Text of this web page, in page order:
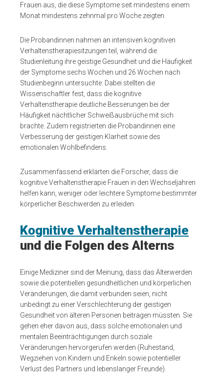
Frauen aus, die diese Symptome seit mindestens einem
Monat mindestens zehnmal pro Woche zeigten.
Die Probandinnen nahmen an intensiven kognitiven
Verhaltenstherapiesitzungen teil, während die
Studienleitung ihre geistige Gesundheit und die Häufigkeit
der Symptome sechs Wochen und 26 Wochen nach
Studienbeginn untersuchte. Dabei stellten die
Wissenschaftler fest, dass die kognitive
Verhaltenstherapie deutliche Besserungen bei der
Häufigkeit nächtlicher Schweißausbrüche mit sich
brachte. Zudem registrierten die Probandinnen eine
Verbesserung der geistigen Klarheit sowie des
emotionalen Wohlbefindens.
Zusammenfassend erklärten die Forscher, dass die
kognitive Verhaltenstherapie Frauen in den Wechseljahren
helfen kann, weniger oder leichtere Symptome bestimmter
körperlicher Beschwerden zu erleiden.
Kognitive Verhaltenstherapie
und die Folgen des Alterns
Einige Mediziner sind der Meinung, dass das Älterwerden
sowie die potentiellen gesundheitlichen und körperlichen
Veränderungen, die damit verbunden seien, nicht
unbedingt zu einer Verschlechterung der geistigen
Gesundheit von älteren Personen beitragen müssten. Sie
gehen eher davon aus, dass solche emotionalen und
mentalen Beeinträchtigungen durch soziale
Veränderungen hervorgerufen werden (Ruhestand,
Wegziehen von Kindern und Enkeln sowie potentieller
Verlust des Partners und lebenslanger Freunde).